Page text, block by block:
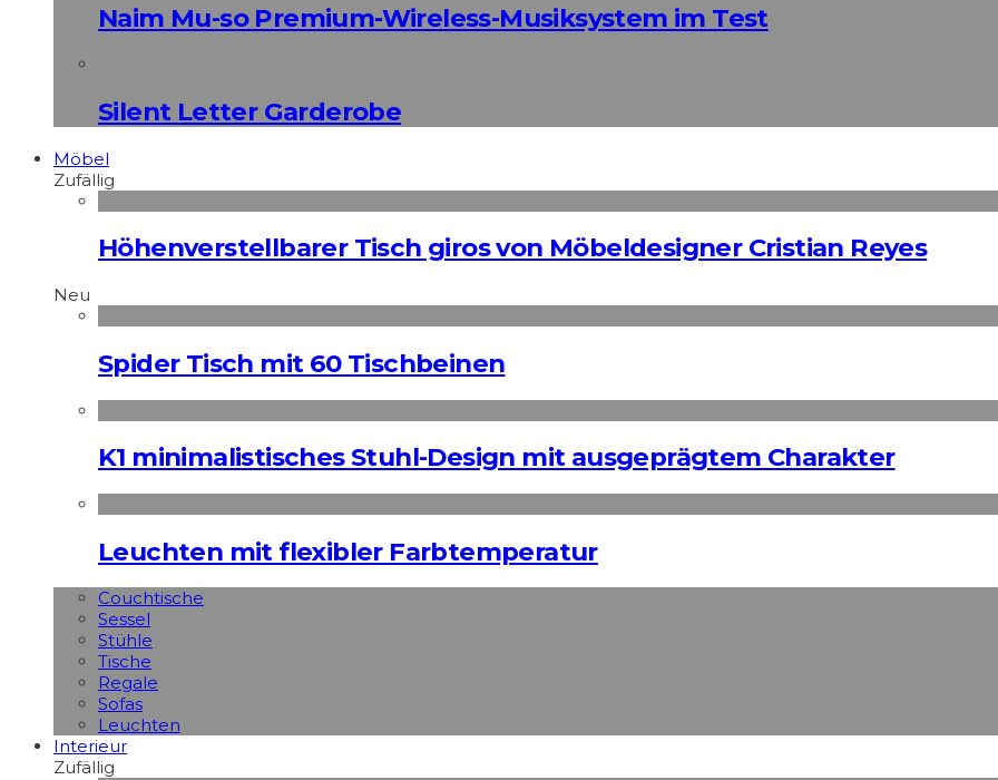
Naim Mu-so Premium-Wireless-Musiksystem im Test
Silent Letter Garderobe
Möbel
Zufällig
Höhenverstellbarer Tisch giros von Möbeldesigner Cristian Reyes
Neu
Spider Tisch mit 60 Tischbeinen
K1 minimalistisches Stuhl-Design mit ausgeprägtem Charakter
Leuchten mit flexibler Farbtemperatur
Couchtische
Sessel
Stühle
Tische
Regale
Sofas
Leuchten
Interieur
Zufällig